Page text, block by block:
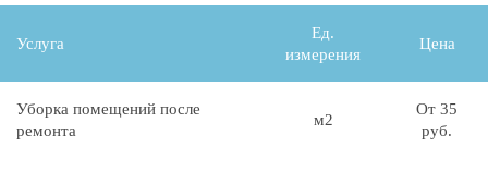
Услуга
Ед.
измерения
Цена
Уборка помещений после
ремонта
м2
От 35
руб.